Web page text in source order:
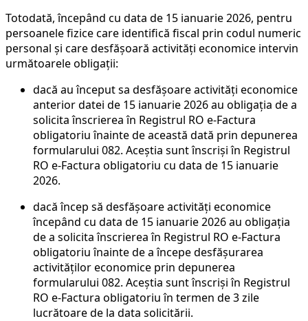
Totodată, începând cu data de 15 ianuarie 2026, pentru
persoanele fizice care identifică fiscal prin codul numeric
personal și care desfășoară activități economice intervin
următoarele obligații:
dacă au început sa desfășoare activități economice
anterior datei de 15 ianuarie 2026 au obligația de a
solicita înscrierea în Registrul RO e-Factura
obligatoriu înainte de această dată prin depunerea
formularului 082. Aceștia sunt înscriși în Registrul
RO e-Factura obligatoriu cu data de 15 ianuarie
2026.
dacă încep să desfășoare activități economice
începând cu data de 15 ianuarie 2026 au obligația
de a solicita înscrierea în Registrul RO e-Factura
obligatoriu înainte de a începe desfășurarea
activităților economice prin depunerea
formularului 082. Aceștia sunt înscriși în Registrul
RO e-Factura obligatoriu în termen de 3 zile
lucrătoare de la data solicitării.